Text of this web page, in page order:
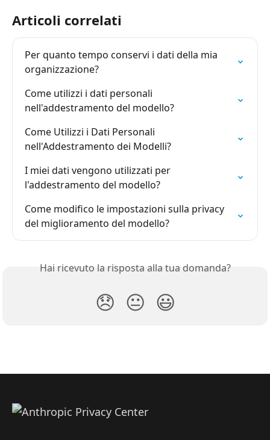
Articoli correlati
Per quanto tempo conservi i dati della mia
organizzazione?
Come utilizzi i dati personali
nell'addestramento del modello?
Come Utilizzi i Dati Personali
nell'Addestramento dei Modelli?
I miei dati vengono utilizzati per
l'addestramento del modello?
Come modifico le impostazioni sulla privacy
del miglioramento del modello?
Hai ricevuto la risposta alla tua domanda?
😞 😐 😃